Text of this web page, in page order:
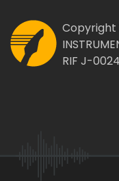
Copyright
RIF J-